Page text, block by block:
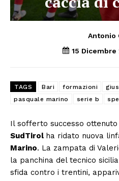
Antonio
15 Dicembre
TAGS Bari formazioni
pasquale marino
serie b
Il sofferto successo
SudTirol ha ridato nuova
Marino. La zampata di
la panchina del tecnico
sfida contro i trentini,